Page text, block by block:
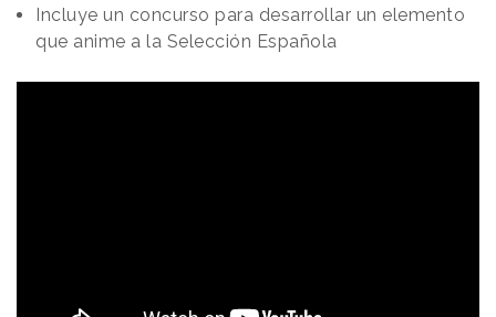
Incluye un concurso para desarrollar un elemento
que anime a la Selección Española